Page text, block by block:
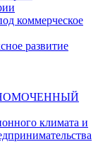
коммерческое
развитие
климата и